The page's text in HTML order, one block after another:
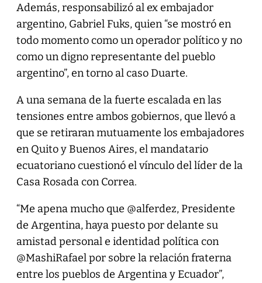
Además, responsabilizó al ex embajador
argentino, Gabriel Fuks, quien “se mostró en
todo momento como un operador político y no
como un digno representante del pueblo
argentino”, en torno al caso Duarte.
A una semana de la fuerte escalada en las
tensiones entre ambos gobiernos, que llevó a
que se retiraran mutuamente los embajadores
en Quito y Buenos Aires, el mandatario
ecuatoriano cuestionó el vínculo del líder de la
Casa Rosada con Correa.
“Me apena mucho que @alferdez, Presidente
de Argentina, haya puesto por delante su
amistad personal e identidad política con
@MashiRafael por sobre la relación fraterna
entre los pueblos de Argentina y Ecuador”,